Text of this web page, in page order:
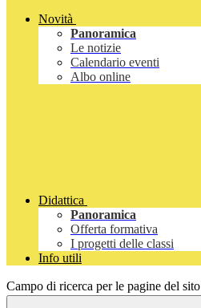
Novità
Panoramica
Le notizie
Calendario eventi
Albo online
Didattica
Panoramica
Offerta formativa
I progetti delle classi
Info utili
Campo di ricerca per le pagine del sito